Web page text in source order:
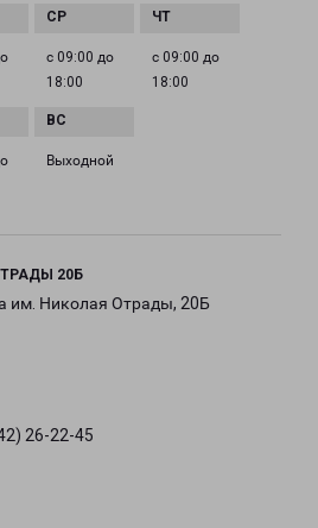
с 09:00 до
18:00
с 09:00 до
18:00
Выходной
20Б
им. Николая Отрады, 20Б
26-22-45